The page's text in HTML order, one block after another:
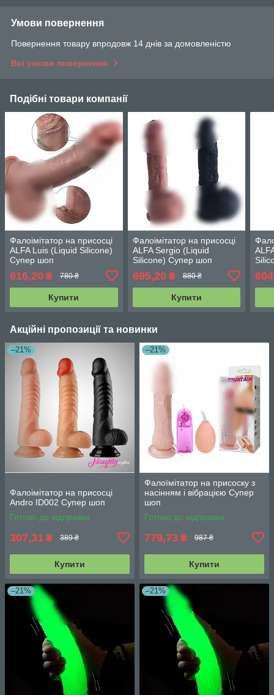
Умови повернення
Повернення товару впродовж 14 днів за домовленістю
Всі умови повернення
Подібні товари компанії
Фалоімітатор на присосці
ALFA Luis (Liquid Silicone)
Супер шоп
616,20 ₴ 780 ₴
Купити
Фалоімітатор на присосці
ALFA Sergio (Liquid
Silicone) Супер шоп
695,20₴ 880 ₴
Купити
Акційні пропозиції та новинки
–21%
Фалоімітатор на присосці
Andro ID002 Супер шоп
Готово до відправки
307,31 ₴ 389 ₴
Купити
–21%
Фалоїмітатор на присоску з
насінням і вібрацією Супер
шоп
Готово до відправки
779,73 ₴ 987 ₴
Купити
–21% –21%